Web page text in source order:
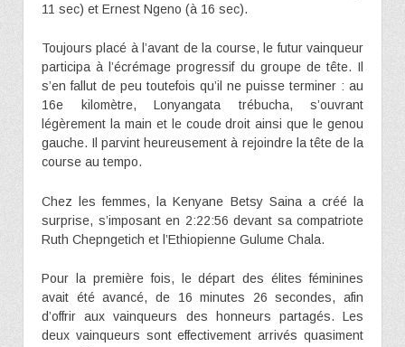
11 sec) et Ernest Ngeno (à 16 sec).
Toujours placé à l’avant de la course, le futur vainqueur
participa à l’écrémage progressif du groupe de tête. Il
s’en fallut de peu toutefois qu’il ne puisse terminer : au
16e kilomètre, Lonyangata trébucha, s’ouvrant
légèrement la main et le coude droit ainsi que le genou
gauche. Il parvint heureusement à rejoindre la tête de la
course au tempo.
Chez les femmes, la Kenyane Betsy Saina a créé la
surprise, s’imposant en 2:22:56 devant sa compatriote
Ruth Chepngetich et l’Ethiopienne Gulume Chala.
Pour la première fois, le départ des élites féminines
avait été avancé, de 16 minutes 26 secondes, afin
d’offrir aux vainqueurs des honneurs partagés. Les
deux vainqueurs sont effectivement arrivés quasiment